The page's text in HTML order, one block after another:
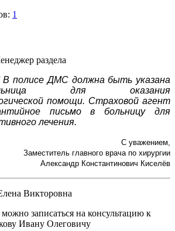
1
раздела
В полисе ДМС должна быть указана
для оказания
помощи. Страховой агент
письмо в больницу для
лечения.
С уважением,
Заместитель главного врача по хирургии
Александр Константинович Киселёв
Викторовна
записаться на консультацию к
Ивану Олеговичу